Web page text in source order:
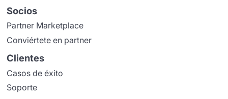
Socios
Partner Marketplace
Conviértete en partner
Clientes
Casos de éxito
Soporte